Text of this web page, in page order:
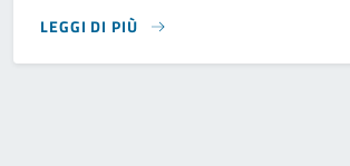
LEGGI DI PIÙ